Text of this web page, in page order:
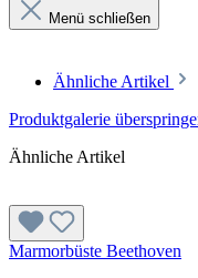
Menü schließen
Ähnliche Artikel
Produktgalerie
Ähnliche Artikel
Marmorbüste Beethoven